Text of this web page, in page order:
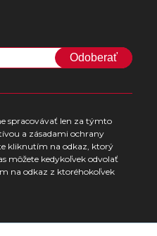
Odoberať
spracovávať len za týmto
a zásadami ochrany
kliknutím na odkaz, ktorý
môžete kedykoľvek odvolať
na odkaz z ktoréhokoľvek